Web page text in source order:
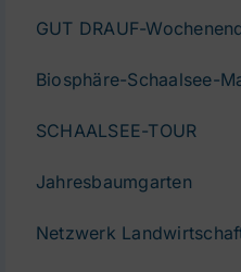
GUT DRAUF-
Biosphäre-Schaalsee-
SCHAALSEE-TOUR
Jahresbaumgarten
Netzwerk